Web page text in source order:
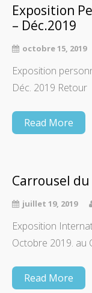
Exposition
– Déc.2019
octobre 15, 2019
Exposition
Déc. 2019 Retour
Read More
Carrousel du
juillet 19, 2019
Exposition
Octobre 2019.
Read More